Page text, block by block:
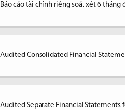
Báo cáo tài chính riêng soát xét 6 tháng
Audited Consolidated Financial
Audited Separate Financial Statements